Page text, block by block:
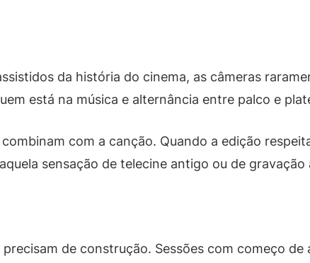
da história do cinema, as câmeras
está na música e alternância entre palco e
com a canção. Quando a edição
sensação de telecine antigo ou de gravação
de construção. Sessões com começo de